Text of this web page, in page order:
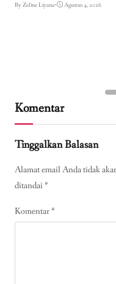
By Zeline Liyana• Agustus 4, 2026
Komentar
Tinggalkan Balasan
Alamat email Anda tidak
ditandai*
Komentar*